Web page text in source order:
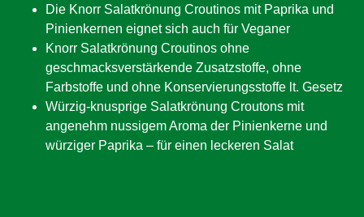
Die Knorr Salatkrönung Croutinos mit Paprika und
Pinienkernen eignet sich auch für Veganer
Knorr Salatkrönung Croutinos ohne
geschmacksverstärkende Zusatzstoffe, ohne
Farbstoffe und ohne Konservierungsstoffe lt. Gesetz
Würzig-knusprige Salatkrönung Croutons mit
angenehm nussigem Aroma der Pinienkerne und
würziger Paprika – für einen leckeren Salat